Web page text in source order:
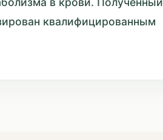
квалифицированным